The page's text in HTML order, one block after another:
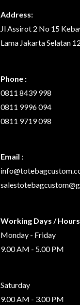
Address:
Jl Assirot 2 No 15
Lama Jakarta Selatan
Phone :
0811 8439 998
0811 9996 094
0811 9719 098
Email :
Working Days / Hours
Monday - Friday
9.00 AM - 5.00 PM
Saturday
9.00 AM - 3.00 PM